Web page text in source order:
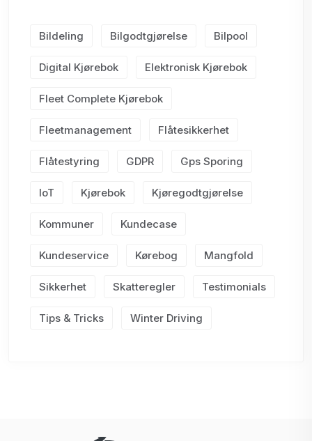
Bildeling Bilgodtgjørelse Bilpool
Digital Kjørebok Elektronisk Kjørebok
Fleet Complete Kjørebok
Fleetmanagement Flåtesikkerhet
Flåtestyring GDPR Gps Sporing
IoT Kjørebok Kjøregodtgjørelse
Kommuner Kundecase
Kundeservice Kørebog Mangfold
Sikkerhet Skatteregler Testimonials
Tips & Tricks Winter Driving